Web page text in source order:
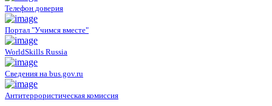
Телефон доверия
Портал "Учимся вместе"
WorldSkills Russia
Сведения на bus.gov.ru
Антитеррористическая комиссия